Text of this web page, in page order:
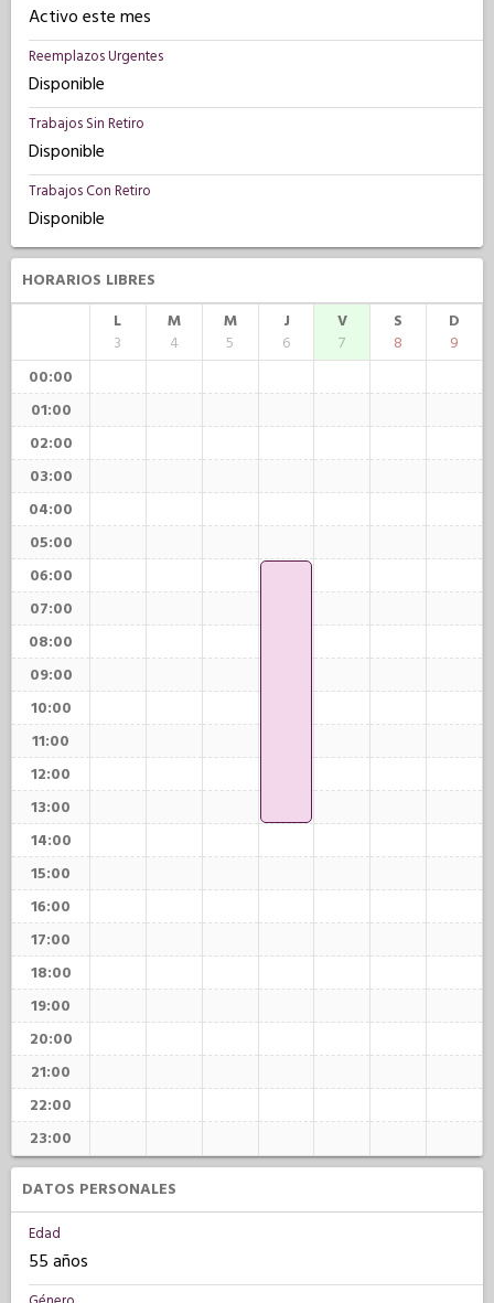
Activo este mes
Reemplazos Urgentes
Disponible
Trabajos Sin Retiro
Disponible
Trabajos Con Retiro
Disponible
HORARIOS LIBRES
L
3
M
4
M
5
J
6
V
7
S
8
D
9
00:00
01:00
02:00
03:00
04:00
05:00
06:00
07:00
08:00
09:00
10:00
11:00
12:00
13:00
14:00
15:00
16:00
17:00
18:00
19:00
20:00
21:00
22:00
23:00
DATOS PERSONALES
Edad
55 años